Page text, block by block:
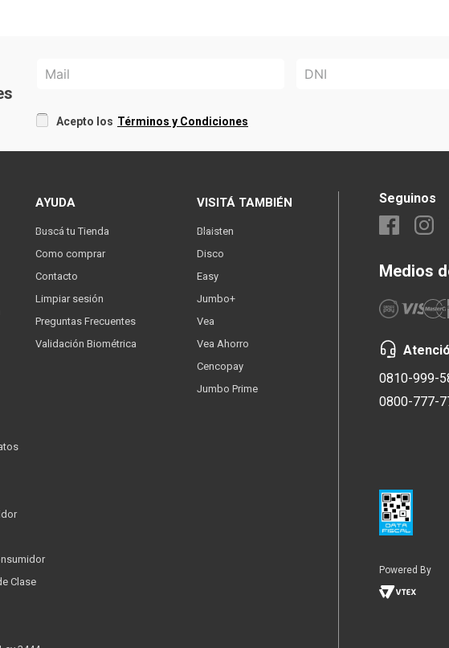
Acepto los Términos y Condiciones
Clase
AYUDA
Buscá tu Tienda
Como comprar
Contacto
Limpiar sesión
Preguntas Frecuentes
Validación Biométrica
VISITÁ TAMBIÉN
Blaisten
Disco
Easy
Jumbo+
Vea
Vea Ahorro
Cencopay
Jumbo Prime
Seguinos
Medios
0810-999-
0800-777-
Powered By